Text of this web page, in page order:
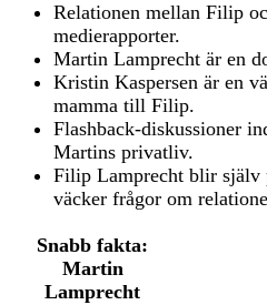
Relationen mellan Filip
medierapporter.
Martin Lamprecht är en
Kristin Kaspersen är en
mamma till Filip.
Flashback-diskussioner
Martins privatliv.
Filip Lamprecht blir själv
väcker frågor om
Snabb fakta:
Martin
Lamprecht